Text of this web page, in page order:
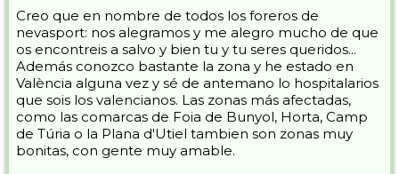
Lo segundo animo y fuerza para todos los familiares de
desaparecidos . Haremos todo lo posible por seguir hasta localizar a
todos.
He estado en Paiporta y la imagen es de una dureza indescriptible
con la gente deambulando en búsqueda incluso de agua y comida
porque LO HAN PERDIDO TODO.
Y lo mas importante de este Post es que solo quiero que sirva para
que esta familia con la que he compartido años y he tenido la suerte
de conocer a gente maravillosa demuestre una vez mas que es " lo
mejor del mundo " y de una muestra enorme de solidaridad
Creo que en nombre de todos los foreros de
nevasport: nos alegramos y me alegro mucho de que
os encontreis a salvo y bien tu y tu seres queridos...
Además conozco bastante la zona y he estado en
València alguna vez y sé de antemano lo hospitalarios
que sois los valencianos. Las zonas más afectadas,
como las comarcas de Foia de Bunyol, Horta, Camp
de Túria o la Plana d'Utiel tambien son zonas muy
bonitas, con gente muy amable.